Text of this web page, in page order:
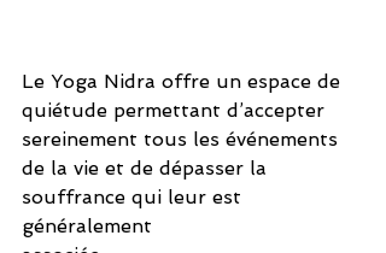
Le Yoga Nidra offre un espace de
quiétude permettant d’accepter
sereinement tous les événements
de la vie et de dépasser la
souffrance qui leur est
généralement